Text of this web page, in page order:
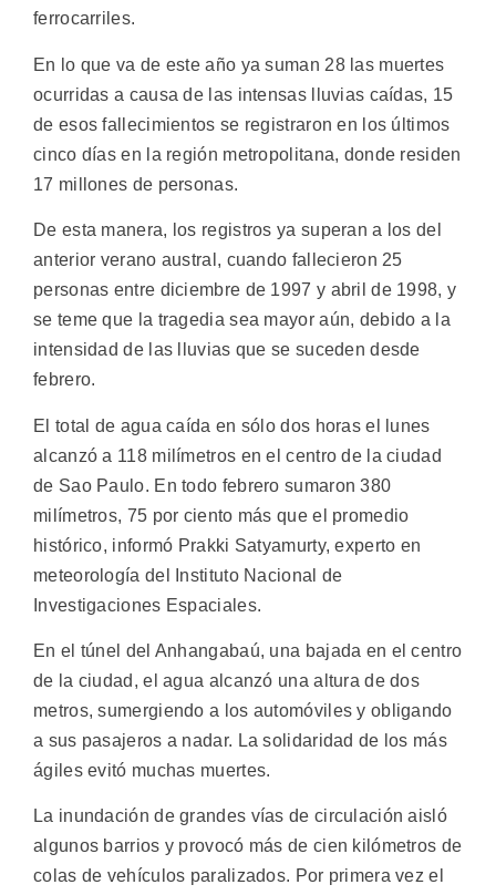
ferrocarriles.
En lo que va de este año ya suman 28 las muertes
ocurridas a causa de las intensas lluvias caídas, 15
de esos fallecimientos se registraron en los últimos
cinco días en la región metropolitana, donde residen
17 millones de personas.
De esta manera, los registros ya superan a los del
anterior verano austral, cuando fallecieron 25
personas entre diciembre de 1997 y abril de 1998, y
se teme que la tragedia sea mayor aún, debido a la
intensidad de las lluvias que se suceden desde
febrero.
El total de agua caída en sólo dos horas el lunes
alcanzó a 118 milímetros en el centro de la ciudad
de Sao Paulo. En todo febrero sumaron 380
milímetros, 75 por ciento más que el promedio
histórico, informó Prakki Satyamurty, experto en
meteorología del Instituto Nacional de
Investigaciones Espaciales.
En el túnel del Anhangabaú, una bajada en el centro
de la ciudad, el agua alcanzó una altura de dos
metros, sumergiendo a los automóviles y obligando
a sus pasajeros a nadar. La solidaridad de los más
ágiles evitó muchas muertes.
La inundación de grandes vías de circulación aisló
algunos barrios y provocó más de cien kilómetros de
colas de vehículos paralizados. Por primera vez el